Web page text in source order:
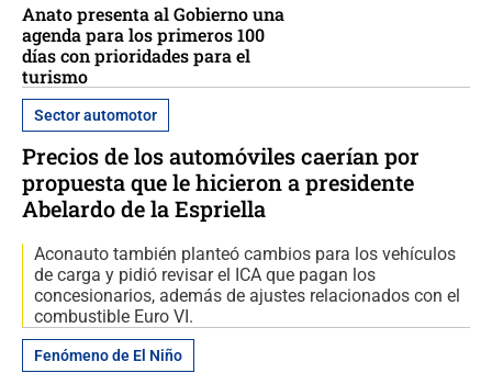
Anato presenta al Gobierno una
agenda para los primeros 100
días con prioridades para el
turismo
Sector automotor
Precios de los automóviles caerían por
propuesta que le hicieron a presidente
Abelardo de la Espriella
Aconauto también planteó cambios para los vehículos
de carga y pidió revisar el ICA que pagan los
concesionarios, además de ajustes relacionados con el
combustible Euro VI.
Fenómeno de El Niño